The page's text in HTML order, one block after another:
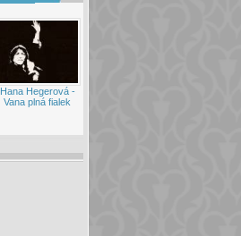
Hana Hegerová -
Vana plná fialek